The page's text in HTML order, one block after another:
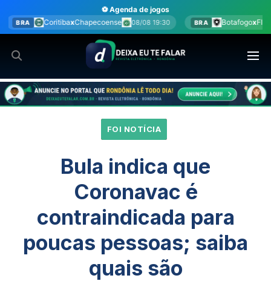
para
o
conteúdo
⚽ Agenda de jogos
08/08 19:30 BRA BotafogoxFluminense 08/08 20:00
FOI NOTÍCIA
Bula indica que
Coronavac é
contraindicada para
poucas pessoas; saiba
quais são